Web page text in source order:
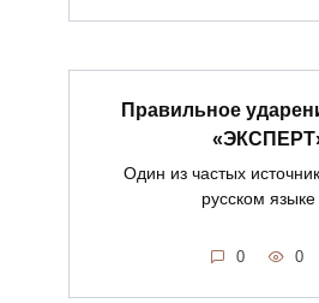
Правильное
Один из частых
русском
0 0